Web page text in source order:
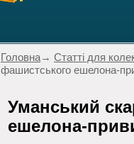
Головна→ Статті для
фашистського ешелона-
Уманський
ешелона-